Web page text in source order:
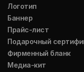
Логотип
Баннер
Прайс-лист
Подарочный
Фирменный бланк
Медиа-кит